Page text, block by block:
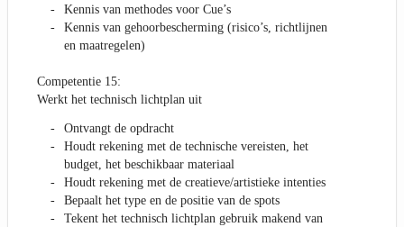
Kennis van methodes voor Cue’s
Kennis van gehoorbescherming (risico’s, richtlijnen
en maatregelen)
Competentie 15:
Werkt het technisch lichtplan uit
Ontvangt de opdracht
Houdt rekening met de technische vereisten, het
budget, het beschikbaar materiaal
Houdt rekening met de creatieve/artistieke intenties
Bepaalt het type en de positie van de spots
Tekent het technisch lichtplan gebruik makend van